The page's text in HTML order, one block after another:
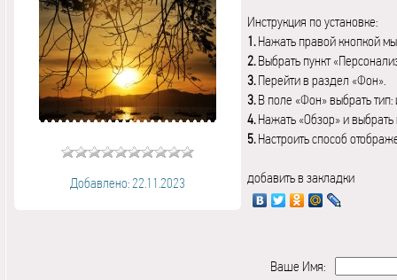
Добавлено: 22.11.2023
Инструкция по установке:
1.Нажать правой кнопкой
2.Выбрать пункт
3.Перейти в раздел «Фон».
3.В поле «Фон» выбрать
4.Нажать «Обзор» и выбрать
5.Настроить способ
добавить в закладки
Ваше Имя: